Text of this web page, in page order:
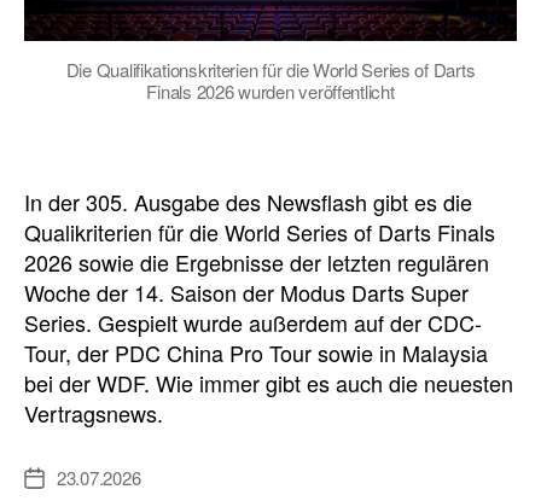
Die Qualifikationskriterien für die World Series of Darts
Finals 2026 wurden veröffentlicht
In der 305. Ausgabe des Newsflash gibt es die
Qualikriterien für die World Series of Darts Finals
2026 sowie die Ergebnisse der letzten regulären
Woche der 14. Saison der Modus Darts Super
Series. Gespielt wurde außerdem auf der CDC-
Tour, der PDC China Pro Tour sowie in Malaysia
bei der WDF. Wie immer gibt es auch die neuesten
Vertragsnews.
Veröffentlichungsdatum
23.07.2026